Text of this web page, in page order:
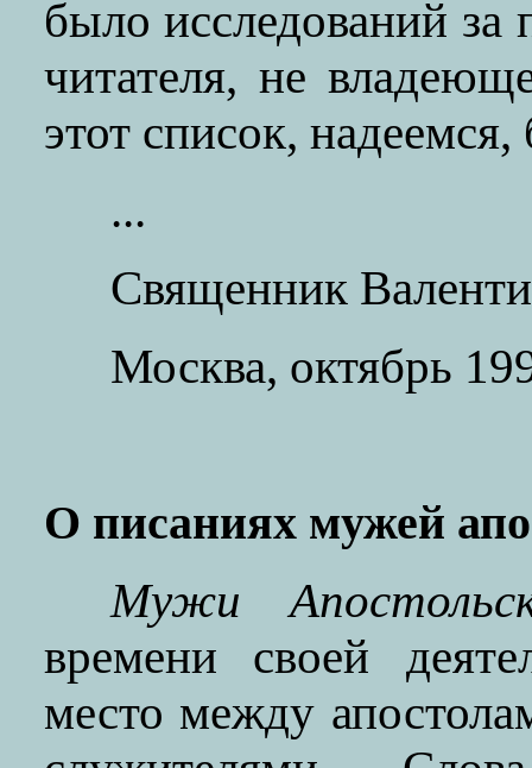
было исследований за
читателя, не
этот список,
...
Священник
Москва, октябрь
О писаниях мужей
Мужи
времени своей
место между